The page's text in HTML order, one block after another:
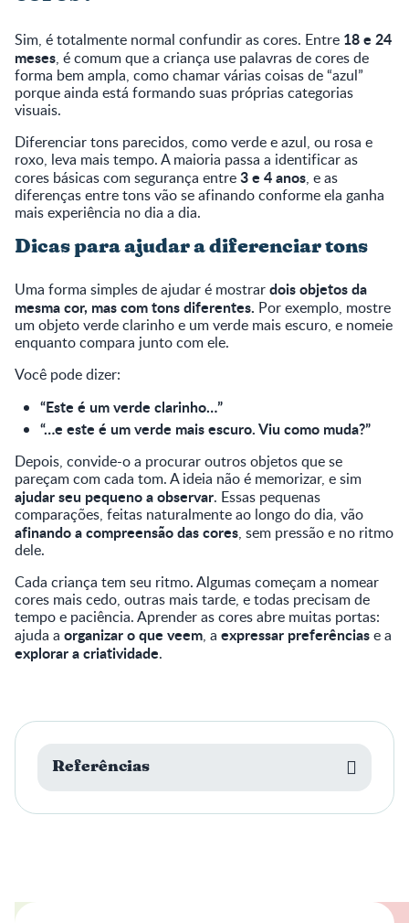
Sim, é totalmente normal confundir as cores. Entre 18 e 24
meses, é comum que a criança use palavras de cores de
forma bem ampla, como chamar várias coisas de “azul”
porque ainda está formando suas próprias categorias
visuais.
Diferenciar tons parecidos, como verde e azul, ou rosa e
roxo, leva mais tempo. A maioria passa a identificar as
cores básicas com segurança entre3 e 4 anos, e as
diferenças entre tons vão se afinando conforme ela ganha
mais experiência no dia a dia.
Dicas para ajudar a diferenciar tons
Uma forma simples de ajudar é mostrardois objetos da
mesma cor, mas com tons diferentes. Por exemplo, mostre
um objeto verde clarinho e um verde mais escuro, e nomeie
enquanto compara junto com ele.
Você pode dizer:
“Este é um verde clarinho…”
“…e este é um verde mais escuro. Viu como muda?”
Depois, convide-o a procurar outros objetos que se
pareçam com cada tom. A ideia não é memorizar, e sim
ajudar seu pequeno a observar. Essas pequenas
comparações, feitas naturalmente ao longo do dia, vão
afinando a compreensão das cores, sem pressão e no ritmo
dele.
Cada criança tem seu ritmo. Algumas começam a nomear
cores mais cedo, outras mais tarde, e todas precisam de
tempo e paciência. Aprender as cores abre muitas portas:
ajuda a organizar o que veem, a expressar preferênciase a
explorar a criatividade.
Referências